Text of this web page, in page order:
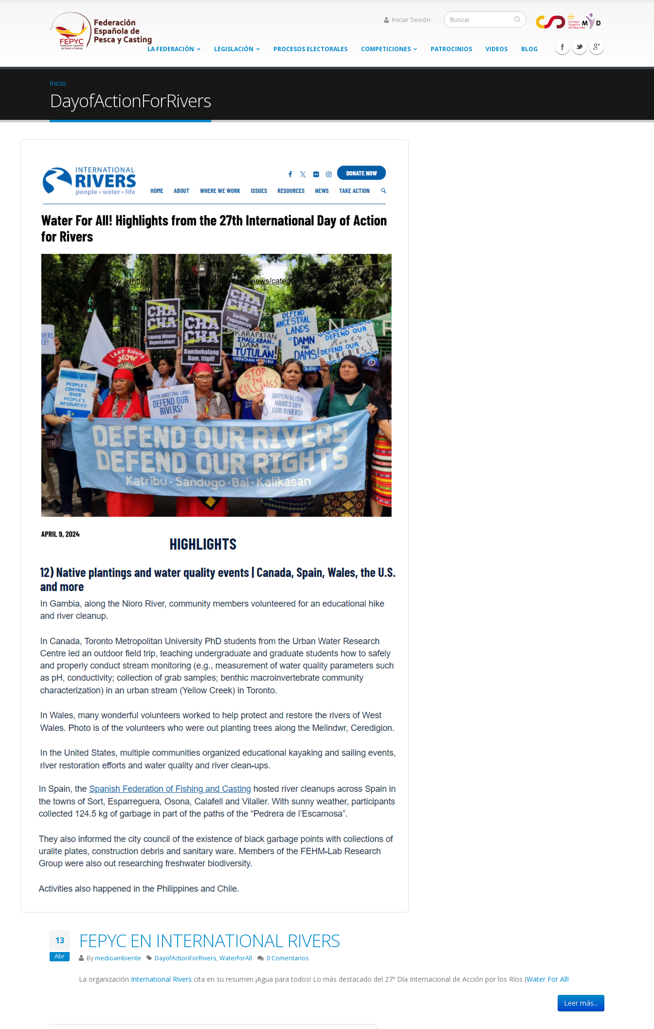
Iniciar Sesión
LA FEDERACIÓN LEGISLACIÓN PROCESOS ELECTORALES COMPETICIONES PATROCINIOS VIDEOS BLOG
Inicio
DayofActionForRivers
13
Abr
FEPYC EN INTERNATIONAL RIVERS
Bymedioambiente DayofActionForRivers,WaterforAll 0 Comentarios
La organización International Rivers cita en su resumen ¡Agua para todos! Lo más destacado del 27º Día Internacional de Acción por los Ríos (Water For All!
Leer más...